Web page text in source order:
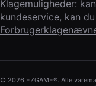
Klagemuligheder:
kundeservice, kan
© 2026 EZGAME®. Alle